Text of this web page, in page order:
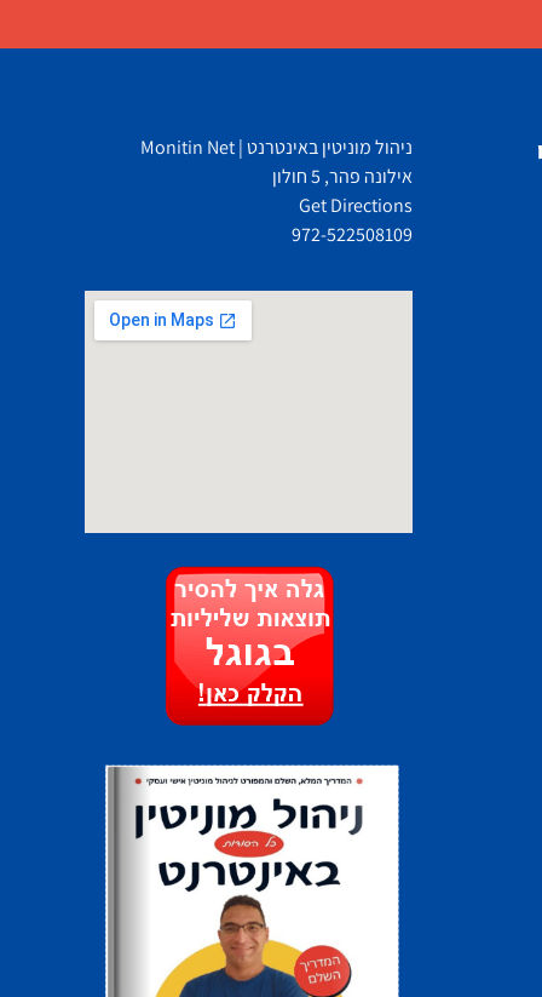
ניהול מוניטין באינטרנט | Monitin Net
אילונה פהר, 5 חולון
Get Directions
972-522508109